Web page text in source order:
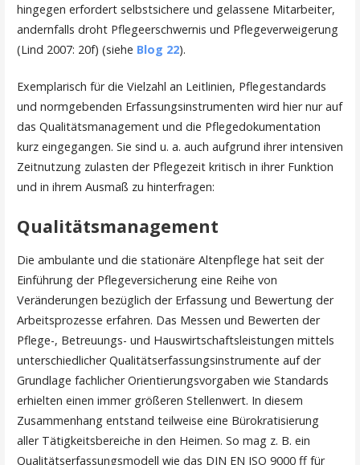
hingegen erfordert selbstsichere und gelassene Mitarbeiter,
andernfalls droht Pflegeerschwernis und Pflegeverweigerung
(Lind 2007: 20f) (siehe Blog 22).
Exemplarisch für die Vielzahl an Leitlinien, Pflegestandards
und normgebenden Erfassungsinstrumenten wird hier nur auf
das Qualitätsmanagement und die Pflegedokumentation
kurz eingegangen. Sie sind u. a. auch aufgrund ihrer intensiven
Zeitnutzung zulasten der Pflegezeit kritisch in ihrer Funktion
und in ihrem Ausmaß zu hinterfragen:
Qualitätsmanagement
Die ambulante und die stationäre Altenpflege hat seit der
Einführung der Pflegeversicherung eine Reihe von
Veränderungen bezüglich der Erfassung und Bewertung der
Arbeitsprozesse erfahren. Das Messen und Bewerten der
Pflege-, Betreuungs- und Hauswirtschaftsleistungen mittels
unterschiedlicher Qualitätserfassungsinstrumente auf der
Grundlage fachlicher Orientierungsvorgaben wie Standards
erhielten einen immer größeren Stellenwert. In diesem
Zusammenhang entstand teilweise eine Bürokratisierung
aller Tätigkeitsbereiche in den Heimen. So mag z. B. ein
Qualitätserfassungsmodell wie das DIN EN ISO 9000 ff für